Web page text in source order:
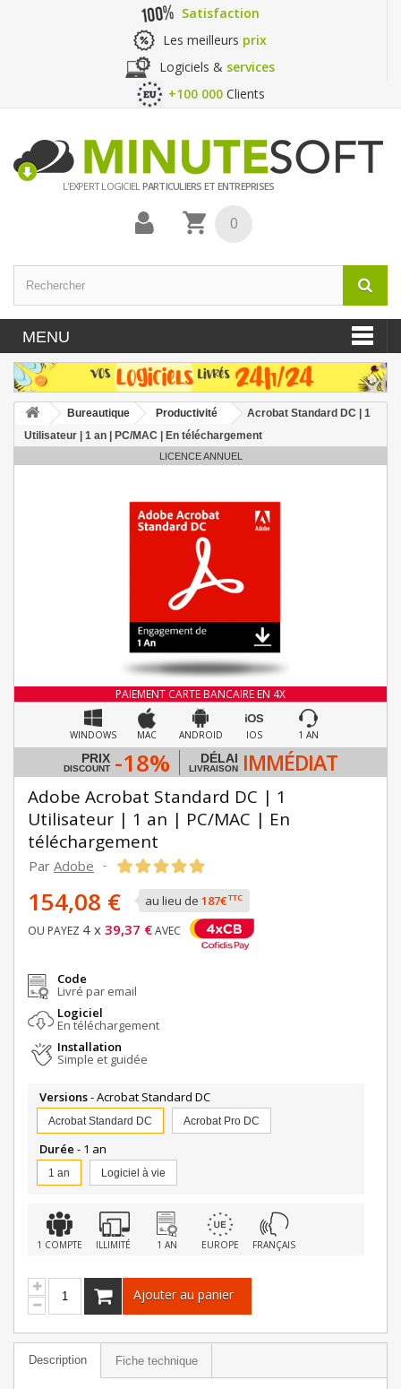
Satisfaction
Les meilleurs prix
Logiciels & services
+100 000 Clients
L'EXPERT LOGICIELPARTICULIERS ET ENTREPRISES
0
MENU
Bureautique Productivité
Acrobat Standard DC | 1
Utilisateur | 1 an | PC/MAC | En téléchargement
LICENCE ANNUEL
PAIEMENT CARTE BANCAIRE EN 4X
WINDOWS MAC ANDROID IOS 1 AN
PRIX
DISCOUNT -18% DÉLAI
LIVRAISON IMMÉDIAT
Adobe Acrobat Standard DC | 1
Utilisateur | 1 an | PC/MAC | En
téléchargement
Par Adobe -
154,08 € au lieu de 187€TTC
OU PAYEZ 4 x 39,37 €AVEC
Code
Livré par email
Logiciel
En téléchargement
Installation
Simple et guidée
Versions- Acrobat Standard DC
Acrobat Standard DC Acrobat Pro DC
Durée - 1 an
1 an Logiciel à vie
1 COMPTE ILLIMITÉ 1 AN EUROPE FRANÇAIS
Ajouter au panier
Description Fiche technique